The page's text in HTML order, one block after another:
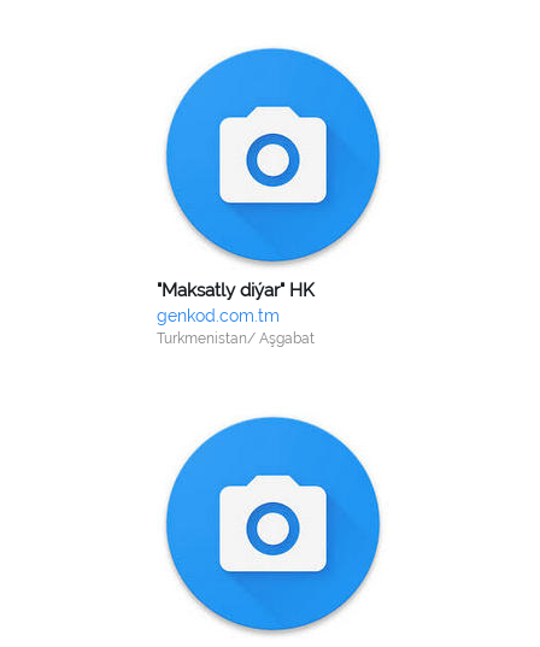
"Maksatly diýar" HK
genkod.com.tm
Turkmenistan/ Aşgabat